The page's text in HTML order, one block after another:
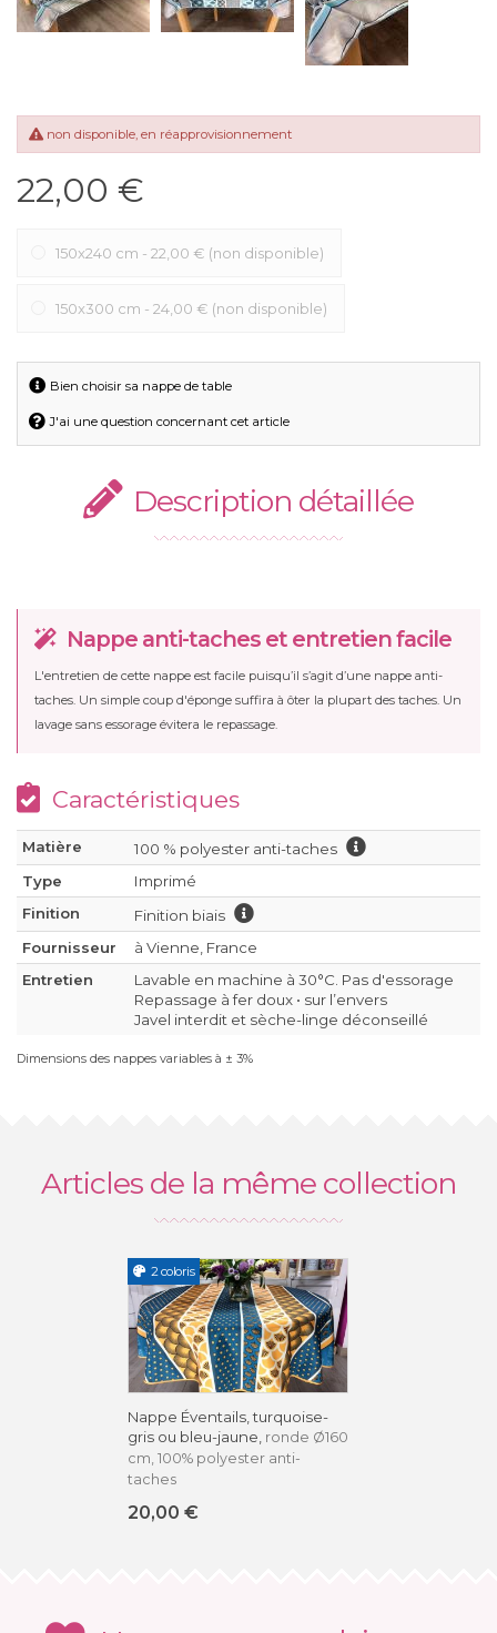
non disponible, en réapprovisionnement
22,00 €
150x240 cm - 22,00 € (non disponible)
150x300 cm - 24,00 € (non disponible)
Bien choisir sa nappe de table
J'ai une question concernant cet article
Description détaillée
Nappe anti-taches et entretien facile
L'entretien de cette nappe est facile puisqu’il s’agit d’une nappe anti-
taches. Un simple coup d'éponge suffira à ôter la plupart des taches. Un
lavage sans essorage évitera le repassage.
Caractéristiques
Matière
100 % polyester anti-taches
Type
Imprimé
Finition
Finition biais
Fournisseur
à Vienne, France
Entretien
Lavable en machine à 30°C. Pas d'essorage
Repassage à fer doux • sur l’envers
Javel interdit et sèche-linge déconseillé
Dimensions des nappes variables à ± 3%
Articles de la même collection
2 coloris
Nappe Éventails, turquoise-
gris ou bleu-jaune, ronde Ø160
cm, 100% polyester anti-
taches
20,00 €